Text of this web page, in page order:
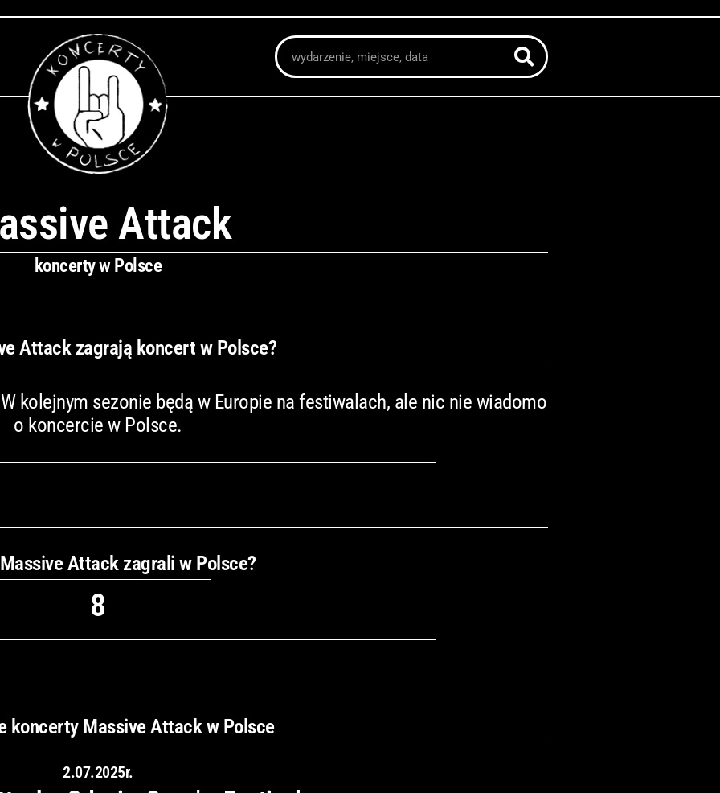
Szukaj
Attack
koncerty w Polsce
Attack zagrają koncert w Polsce?
kolejnym sezonie będą w Europie na festiwalach, ale nic nie wiadomo
o koncercie w Polsce.
Attack zagrali w Polsce?
8
koncerty Massive Attack w Polsce
2.07.2025r.